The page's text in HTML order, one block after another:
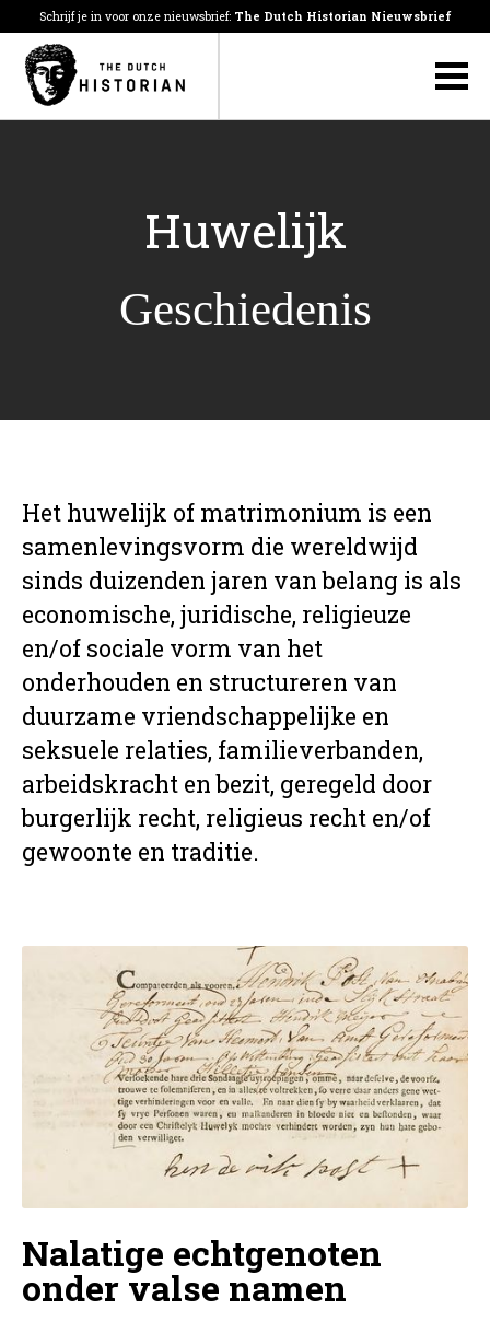
Schrijf je in voor onze nieuwsbrief: The Dutch Historian Nieuwsbrief
Huwelijk
Geschiedenis
Het huwelijk of matrimonium is een
samenlevingsvorm die wereldwijd
sinds duizenden jaren van belang is als
economische, juridische, religieuze
en/of sociale vorm van het
onderhouden en structureren van
duurzame vriendschappelijke en
seksuele relaties, familieverbanden,
arbeidskracht en bezit, geregeld door
burgerlijk recht, religieus recht en/of
gewoonte en traditie.
Nalatige echtgenoten
onder valse namen